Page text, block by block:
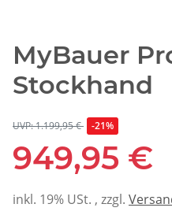
MyBauer
Stockhand
UVP: 1.199,95 € -21%
949,95 €
inkl. 19% USt. , zzgl.